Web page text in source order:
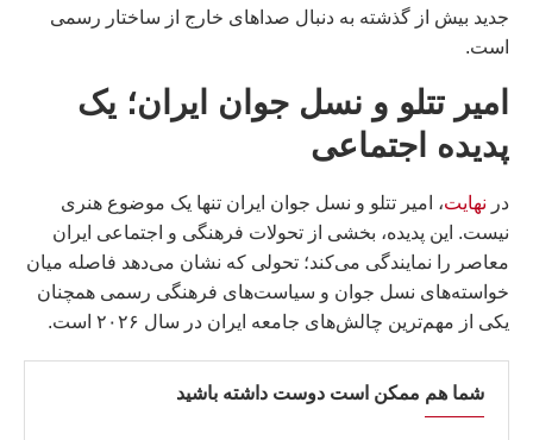
جدید بیش از گذشته به دنبال صداهای خارج از ساختار رسمی
است.
امیر تتلو و نسل جوان ایران؛ یک
پدیده اجتماعی
در نهایت، امیر تتلو و نسل جوان ایران تنها یک موضوع هنری
نیست. این پدیده، بخشی از تحولات فرهنگی و اجتماعی ایران
معاصر را نمایندگی می‌کند؛ تحولی که نشان می‌دهد فاصله میان
خواسته‌های نسل جوان و سیاست‌های فرهنگی رسمی همچنان
یکی از مهم‌ترین چالش‌های جامعه ایران در سال ۲۰۲۶ است.
شما هم ممکن است دوست داشته باشید